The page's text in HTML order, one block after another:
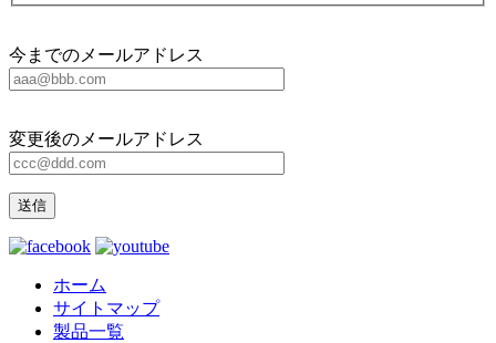
今までのメールアドレス
変更後のメールアドレス
ホーム
サイトマップ
製品一覧